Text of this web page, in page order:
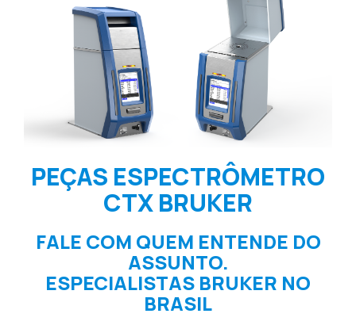
PEÇAS ESPECTRÔMETRO
CTX BRUKER
FALE COM QUEM ENTENDE DO
ASSUNTO.
ESPECIALISTAS BRUKER NO
BRASIL